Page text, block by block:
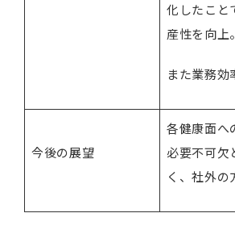
化したこ
産性を向上。
また業務
今後の展望
各健康面
必要不可欠
く、社外